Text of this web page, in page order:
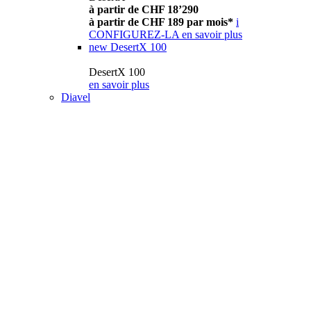
à partir de CHF 18’290
à partir de CHF 189 par mois* i
CONFIGUREZ-LA en savoir plus
new DesertX 100
DesertX 100
en savoir plus
Diavel